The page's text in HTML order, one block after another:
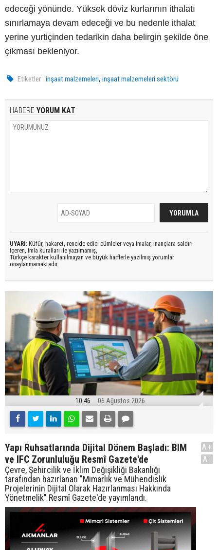
edeceği yönünde. Yüksek döviz kurlarının ithalatı
sınırlamaya devam edeceği ve bu nedenle ithalat
yerine yurtiçinden tedarikin daha belirgin şekilde öne
çıkması bekleniyor.
Etiketler : inşaat malzemeleri,inşaat malzemeleri sektörü
HABERE YORUM KAT
UYARI: Küfür, hakaret, rencide edici cümleler veya imalar, inançlara saldırı
içeren, imla kuralları ile yazılmamış,
Türkçe karakter kullanılmayan ve büyük harflerle yazılmış yorumlar
onaylanmamaktadır.
10:46 06 Ağustos 2026
Yapı Ruhsatlarında Dijital Dönem Başladı: BIM
ve IFC Zorunluluğu Resmî Gazete'de
Çevre, Şehircilik ve İklim Değişikliği Bakanlığı
tarafından hazırlanan "Mimarlık ve Mühendislik
Projelerinin Dijital Olarak Hazırlanması Hakkında
Yönetmelik" Resmî Gazete'de yayımlandı.
A+
A-